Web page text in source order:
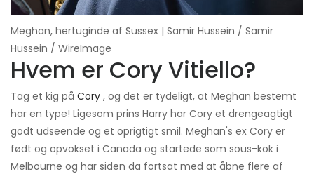
Meghan, hertuginde af Sussex | Samir Hussein / Samir
Hussein / WireImage
Hvem er Cory Vitiello?
Tag et kig på Cory , og det er tydeligt, at Meghan bestemt
har en type! Ligesom prins Harry har Cory et drengeagtigt
godt udseende og et oprigtigt smil. Meghan's ex Cory er
født og opvokset i Canada og startede som sous-kok i
Melbourne og har siden da fortsat med at åbne flere af